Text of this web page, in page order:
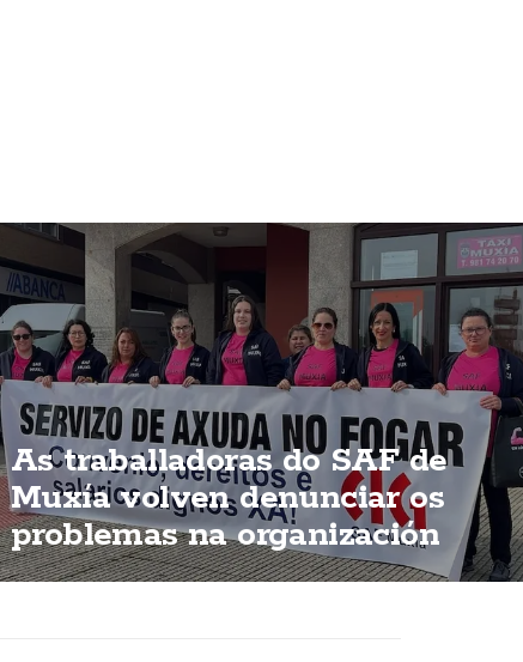
As traballadoras do SAF de
Muxía volven denunciar os
problemas na organización
dun servizo esencial